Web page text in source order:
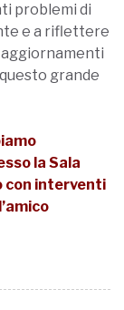
problemi di
e a riflettere
aggiornamenti
grande
la Sala
con interventi